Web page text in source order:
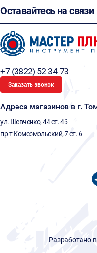
Оставайтесь на связи
+7 (3822) 52-34-73
Заказать звонок
Адреса магазинов в г.
ул. Шевченко, 44 ст. 46
пр-т Комсомольский, 7 ст. 6
Разработано